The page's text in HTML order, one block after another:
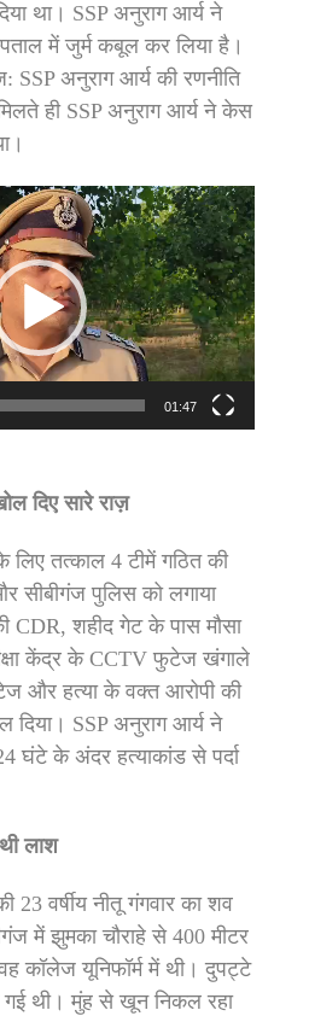
था। SSP अनुराग आर्य ने
में जुर्म कबूल कर लिया है।
अनुराग आर्य की रणनीति
ही SSP अनुराग आर्य ने केस
01:47
दिए सारे राज़
लिए तत्काल 4 टीमें गठित की
सीबीगंज पुलिस को लगाया
CDR, शहीद गेट के पास मौसा
केंद्र के CCTV फुटेज खंगाले
और हत्या के वक्त आरोपी की
SSP अनुराग आर्य ने
घंटे के अंदर हत्याकांड से पर्दा
लाश
23 वर्षीय नीतू गंगवार का शव
में झुमका चौराहे से 400 मीटर
कॉलेज यूनिफॉर्म में थी। दुपट्टे
गई थी। मुंह से खून निकल रहा